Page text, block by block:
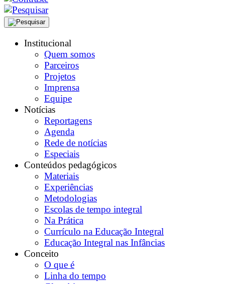
Institucional
Quem somos
Parceiros
Projetos
Imprensa
Equipe
Notícias
Reportagens
Agenda
Rede de notícias
Especiais
Conteúdos pedagógicos
Materiais
Experiências
Metodologias
Escolas de tempo integral
Na Prática
Currículo na Educação Integral
Educação Integral nas Infâncias
Conceito
O que é
Linha do tempo